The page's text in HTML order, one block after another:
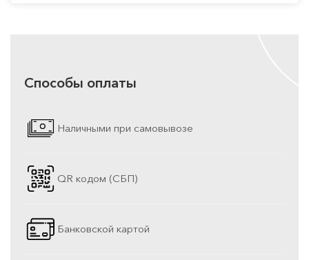
Способы оплаты
Наличными при самовывозе
QR кодом (СБП)
Банковской картой